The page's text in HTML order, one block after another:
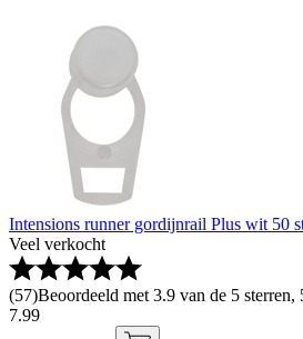
Intensions runner gordijnrail Plus wit 50
Veel verkocht
(57)Beoordeeld met 3.9 van de 5
7.99